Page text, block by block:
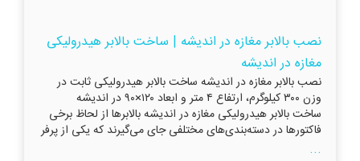
نصب بالابر مغازه در اندیشه | ساخت بالابر هیدرولیکی
مغازه در اندیشه
نصب بالابر مغازه در اندیشه ساخت بالابر هیدرولیکی ثابت در
وزن ۳۰۰ کیلوگرم، ارتفاع ۴ متر و ابعاد ۱۲۰×۹۰ در اندیشه
ساخت بالابر هیدرولیکی مغازه در اندیشه بالابرها از لحاظ برخی
فاکتورها در دسته‌بندی‌های مختلفی جای می‌گیرند که یکی از پرفر
...